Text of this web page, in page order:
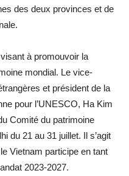
des deux provinces et de
à promouvoir la
mondial. Le vice-
et président de la
pour l’UNESCO, Ha Kim
Comité du patrimoine
du 21 au 31 juillet. Il s’agit
Vietnam participe en tant
2023-2027.